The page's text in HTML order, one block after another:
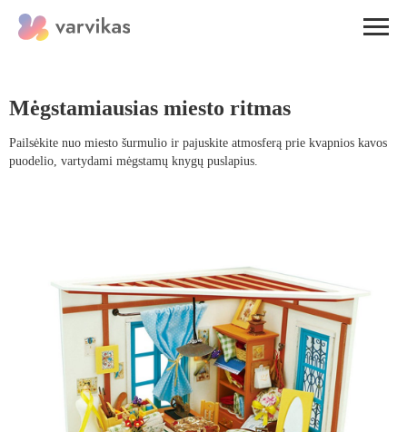
Mėgstamiausias miesto ritmas
Pailsėkite nuo miesto šurmulio ir pajuskite atmosferą prie kvapnios kavos
puodelio, vartydami mėgstamų knygų puslapius.